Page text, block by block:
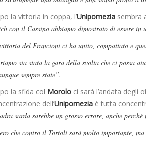
la vittoria in coppa, l’Unipomezia sembra
con il Cassino abbiamo dimostrato di essere in
del Francioni ci ha unito, compattato e
sia stata la gara della svolta che ci possa
sempre state”.
la sfida col Morolo ci sarà l’andata degli
dell’Unipomezia è tutta
sarda sarebbe un grosso errore, anche
che contro il Tortolì sarà molto importante,